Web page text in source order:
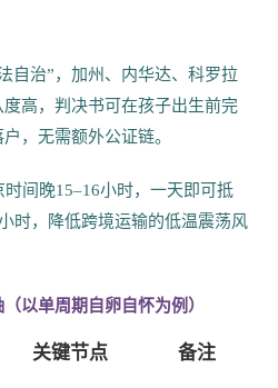
自治”，加州、内华达、科罗拉
高，判决书可在孩子出生前完
，无需额外公证链。
间晚15–16小时，一天即可抵
时，降低跨境运输的低温震荡风
以单周期自卵自怀为例）
关键节点 备注